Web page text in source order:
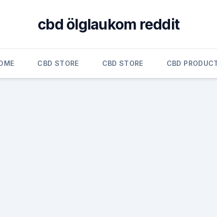
cbd ölglaukom reddit
CBD STORE CBD STORE CBD